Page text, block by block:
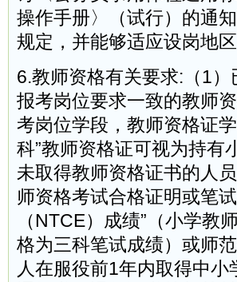
操作手册〉（试行）的通
规定，并能够适应设岗地
6.教师资格有关要求:（1
报考岗位要求一致的教师
考岗位学段，教师资格证
科”教师资格证可视为持有
未取得教师资格证书的人
师资格考试合格证明或笔
（NTCE）成绩”（小学教
格为三科笔试成绩）或师
人在服役前1年内取得中